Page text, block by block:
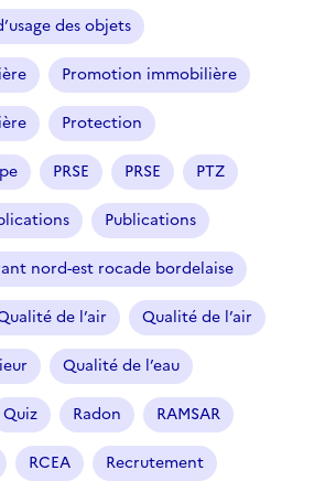
des objets
Promotion immobilière
Protection
PRSE PRSE PTZ
Publications
nord-est rocade bordelaise
de l’air Qualité de l’air
Qualité de l’eau
Quiz Radon RAMSAR
RCEA Recrutement